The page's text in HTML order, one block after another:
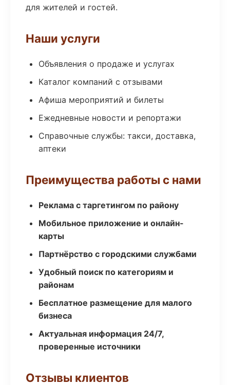
для жителей и гостей.
Наши услуги
Объявления о продаже и услугах
Каталог компаний с отзывами
Афиша мероприятий и билеты
Ежедневные новости и репортажи
Справочные службы: такси, доставка,
аптеки
Преимущества работы с нами
Реклама с таргетингом по району
Мобильное приложение и онлайн-
карты
Партнёрство с городскими службами
Удобный поиск по категориям и
районам
Бесплатное размещение для малого
бизнеса
Актуальная информация 24/7,
проверенные источники
Отзывы клиентов